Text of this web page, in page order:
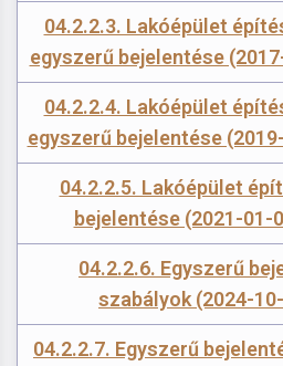
04.2.2.3. Lakóépület
egyszerű bejelentése
04.2.2.4. Lakóépület
egyszerű bejelentése
04.2.2.5. Lakóépület
bejelentése (2021-01-
04.2.2.6. Egyszerű
szabályok (2024-
04.2.2.7. Egyszerű